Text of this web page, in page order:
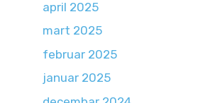
april 2025
mart 2025
februar 2025
januar 2025